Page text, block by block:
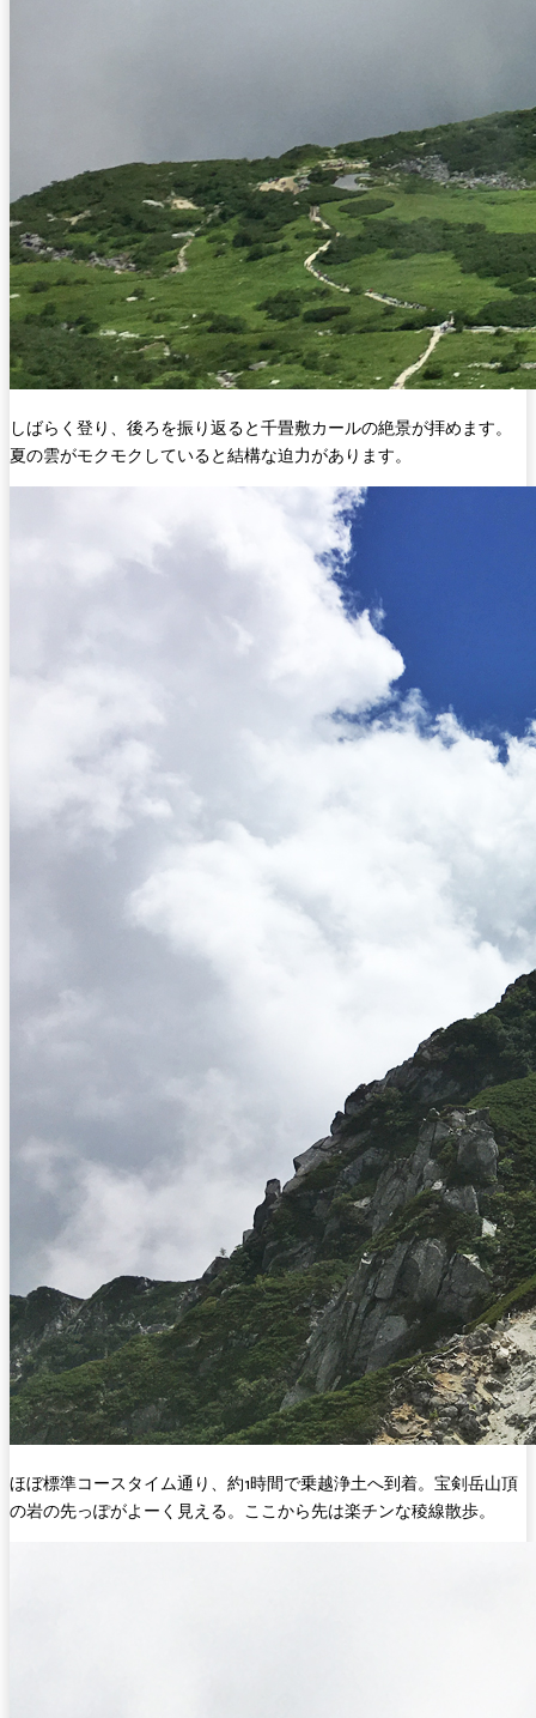
しばらく登り、後ろを振り返ると千畳敷カールの絶景が拝めます。
夏の雲がモクモクしていると結構な迫力があります。
ほぼ標準コースタイム通り、約1時間で乗越浄土へ到着。宝剣岳山頂
の岩の先っぽがよーく見える。ここから先は楽チンな稜線散歩。